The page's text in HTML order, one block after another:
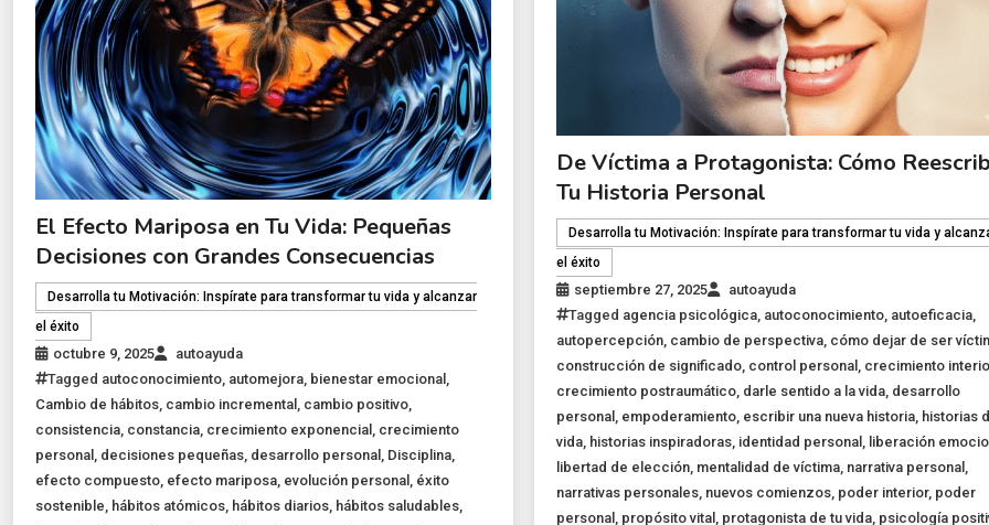
El Efecto Mariposa en Tu Vida: Pequeñas
Decisiones con Grandes Consecuencias
Desarrolla tu Motivación: Inspírate para transformar tu vida y alcanzar
el éxito
octubre 9, 2025
autoayuda
Tagged autoconocimiento, automejora, bienestar emocional ,
Cambio de hábitos, cambio incremental , cambio positivo,
consistencia, constancia, crecimiento exponencial , crecimiento
personal , decisiones pequeñas, desarrollo personal , Disciplina,
efecto compuesto, efecto mariposa, evolución personal , éxito
sostenible, hábitos atómicos, hábitos diarios, hábitos saludables,
De Víctima a Protagonista: Cómo
Tu Historia Personal
Desarrolla tu Motivación: Inspírate para transformar tu vida y
el éxito
septiembre 27, 2025
autoayuda
Tagged agencia psicológica, autoconocimiento, autoeficacia,
autopercepción, cambio de perspectiva, cómo dejar de ser
construcción de significado, control personal , crecimiento
crecimiento postraumático, darle sentido a la vida, desarrollo
personal , empoderamiento, escribir una nueva historia, historias
vida, historias inspiradoras, identidad personal , liberación
libertad de elección, mentalidad de víctima, narrativa personal ,
narrativas personales, nuevos comienzos, poder interior, poder
personal , propósito vital , protagonista de tu vida, psicología